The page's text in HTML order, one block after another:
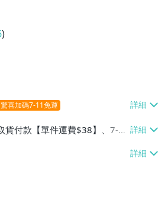
)
驚喜加碼7-11免運
貨付款【單件運費$38】、7-EL
付款【單件運費$38】、郵局掛
$60】